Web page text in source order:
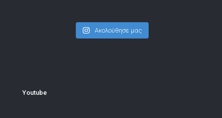
Ακολούθησε μας
Youtube